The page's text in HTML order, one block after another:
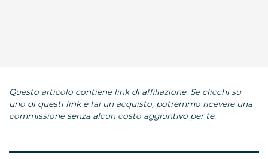
Questo articolo contiene link di affiliazione. Se clicchi su
uno di questi link e fai un acquisto, potremmo ricevere una
commissione senza alcun costo aggiuntivo per te.